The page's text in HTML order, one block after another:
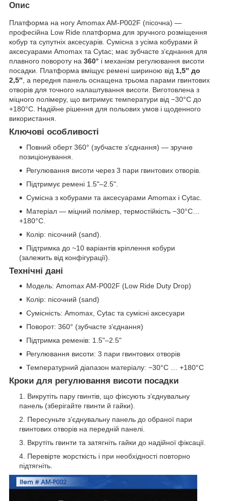
Опис
Платформа на ногу Amomax AM-P002F (пісочна) —
професійна Low Ride платформа для зручного розміщення
кобур та супутніх аксесуарів. Сумісна з усіма кобурами й
аксесуарами Amomax та Cytac; має зубчасте з’єднання для
плавного повороту на 360° і механізм регулювання висоти
посадки. Платформа вміщує ремені шириною від 1,5″ до
2,5″ , а передня панель оснащена трьома парами гвинтових
отворів для точного налаштування висоти. Виготовлена з
міцного полімеру, що витримує температури від −30°C до
+180°C. Надійне рішення для польових умов і щоденного
використання.
Ключові особливості
Повний оберт 360° (зубчасте з’єднання) — зручне
позиціонування.
Регулювання висоти через 3 пари гвинтових отворів.
Підтримує ремені 1.5"–2.5".
Сумісна з кобурами та аксесуарами Amomax і Cytac.
Матеріал — міцний полімер, термостійкість −30°C…
+180°C.
Колір: пісочний (sand).
Підтримка до ~10 варіантів кріплення кобури
(залежить від конфігурації).
Технічні дані
Модель: Amomax AM-P002F (Low Ride Duty Drop)
Колір: пісочний (sand)
Сумісність: Amomax, Cytac та сумісні аксесуари
Поворот: 360° (зубчасте з’єднання)
Підтримка ременів: 1.5"–2.5"
Регулювання висоти: 3 пари гвинтових отворів
Температурний діапазон матеріалу: −30°C … +180°C
Кроки для регулювання висоти посадки
Викрутіть пару гвинтів, що фіксують з’єднувальну
панель (зберігайте гвинти й гайки).
Пересуньте з’єднувальну панель до обраної пари
гвинтових отворів на передній панелі.
Вкрутiть гвинти та затягніть гайки до надійної фіксації.
Перевірте жорсткість і при необхідності повторно
підтягніть.